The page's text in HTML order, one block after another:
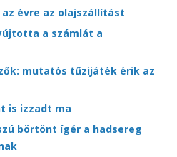
évre az olajszállítást
a számlát a
mutatós tűzijáték érik az
is izzadt ma
börtönt ígér a hadsereg